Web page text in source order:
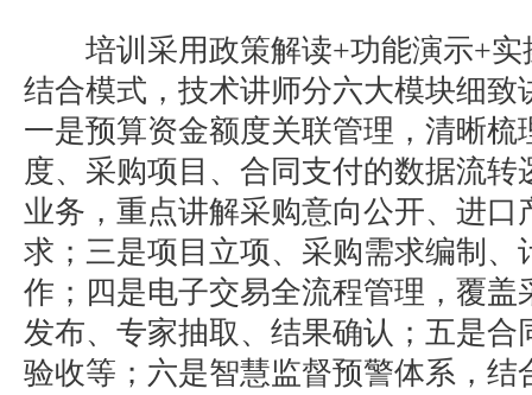
培训采用政策解读+功能演示+实
结合模式，技术讲师分六大模块细致
一是预算资金额度关联管理，清晰梳
度、采购项目、合同支付的数据流转
业务，重点讲解采购意向公开、进口
求；三是项目立项、采购需求编制、
作；四是电子交易全流程管理，覆盖
发布、专家抽取、结果确认；五是合
验收等；六是智慧监督预警体系，结